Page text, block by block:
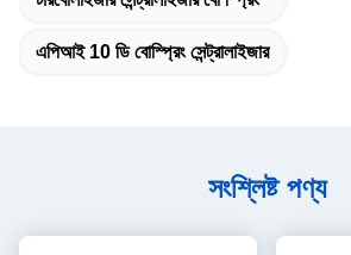
এপিআই 10 ডি বোস্প্রিং সেন্ট্রালাইজার
সংশ্লিষ্ট পণ্য